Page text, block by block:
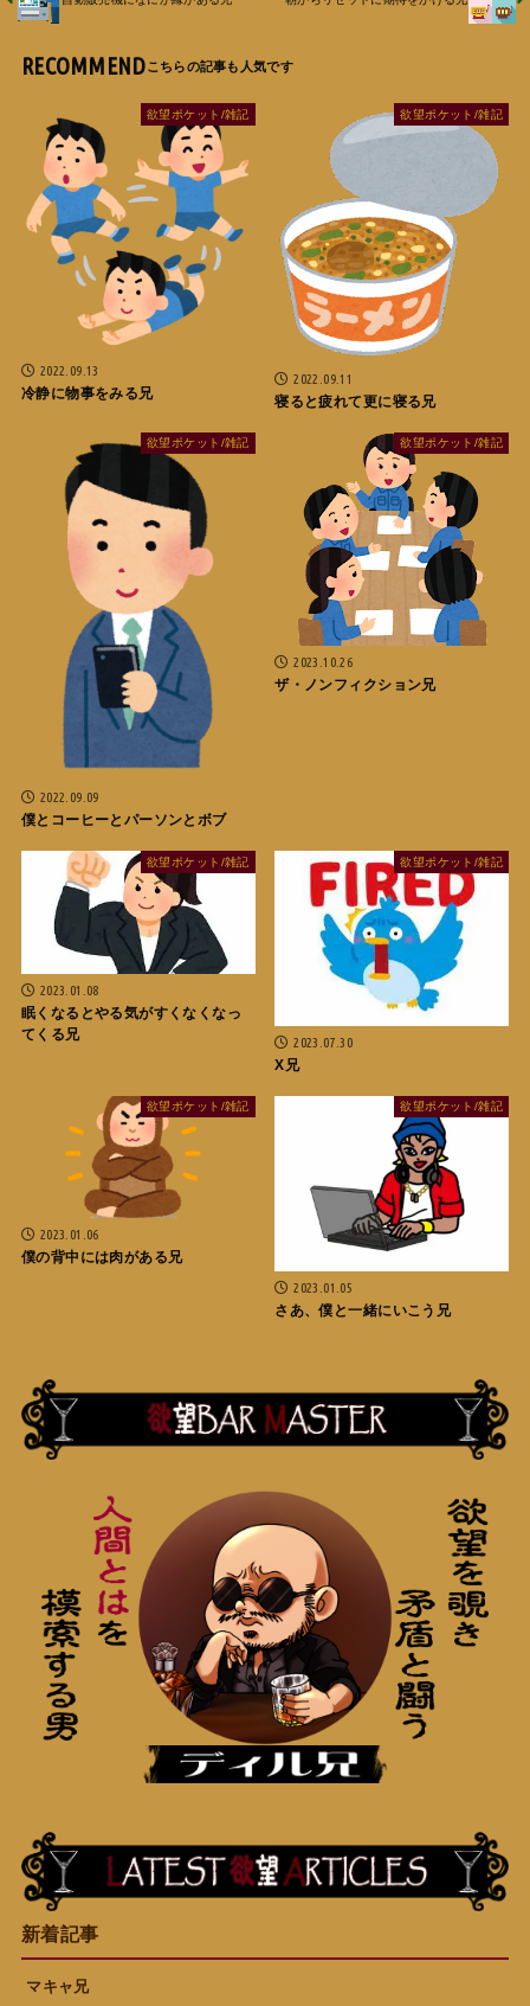
RECOMMEND
欲望ポケット/雑記
2022.09.13
冷静に物事をみる兄
欲望ポケット/雑記
2022.09.11
寝ると疲れて更に寝る兄
欲望ポケット/雑記
2022.09.09
僕とコーヒーとパーソンとボブ
欲望ポケット/雑記
2023.10.26
ザ・ノンフィクション兄
欲望ポケット/雑記
2023.01.08
眠くなるとやる気がすくなくなっ
てくる兄
欲望ポケット/雑記
2023.07.30
X兄
欲望ポケット/雑記
2023.01.06
僕の背中には肉がある兄
欲望ポケット/雑記
2023.01.05
さあ、僕と一緒にいこう兄
新着記事
マキャ兄